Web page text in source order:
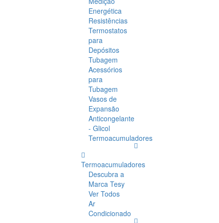
Energética
Resistências
Termostatos
para
Depósitos
Tubagem
Acessórios
para
Tubagem
Vasos de
Expansão
Anticongelante
- Glicol
Termoacumuladores
Termoacumuladores
Descubra a
Marca Tesy
Ver Todos
Ar
Condicionado